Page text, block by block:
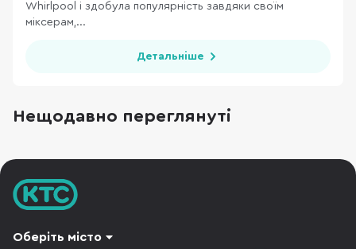
Whirlpool і здобула популярність завдяки своїм
міксерам,...
Детальніше
Нещодавно переглянуті
Оберіть місто